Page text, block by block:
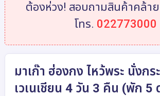
ต้องห่วง! สอบถามสินค้าคล้า
โทร. 022773000
มาเก๊า ฮ่องกง ไหว้พระ นั่งกร
เวเนเชียน 4 วัน 3 คืน (พัก 5